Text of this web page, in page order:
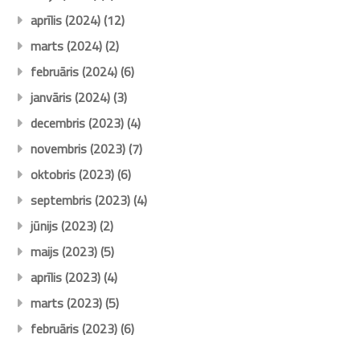
aprīlis (2024)(12)
marts (2024)(2)
februāris (2024)(6)
janvāris (2024)(3)
decembris (2023)(4)
novembris (2023)(7)
oktobris (2023)(6)
septembris (2023)(4)
jūnijs (2023)(2)
maijs (2023)(5)
aprīlis (2023)(4)
marts (2023)(5)
februāris (2023)(6)